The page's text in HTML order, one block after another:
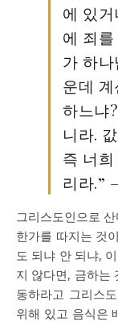
에 있
에 죄
가 하
운데
하느냐
니라.
즉 너
리라.”
그리스도인으로
한가를 따지는 것
도 되냐 안 되냐,
지 않다면, 금하는
동하라고 그리스
위해 있고 음식은